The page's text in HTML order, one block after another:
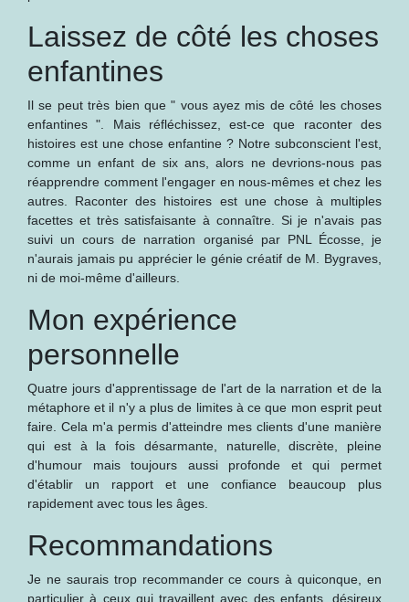
Laissez de côté les choses
enfantines
Il se peut très bien que " vous ayez mis de côté les choses
enfantines ". Mais réfléchissez, est-ce que raconter des
histoires est une chose enfantine ? Notre subconscient l'est,
comme un enfant de six ans, alors ne devrions-nous pas
réapprendre comment l'engager en nous-mêmes et chez les
autres. Raconter des histoires est une chose à multiples
facettes et très satisfaisante à connaître. Si je n'avais pas
suivi un cours de narration organisé par PNL Écosse, je
n'aurais jamais pu apprécier le génie créatif de M. Bygraves,
ni de moi-même d'ailleurs.
Mon expérience
personnelle
Quatre jours d'apprentissage de l'art de la narration et de la
métaphore et il n'y a plus de limites à ce que mon esprit peut
faire. Cela m'a permis d'atteindre mes clients d'une manière
qui est à la fois désarmante, naturelle, discrète, pleine
d'humour mais toujours aussi profonde et qui permet
d'établir un rapport et une confiance beaucoup plus
rapidement avec tous les âges.
Recommandations
Je ne saurais trop recommander ce cours à quiconque, en
particulier à ceux qui travaillent avec des enfants, désireux